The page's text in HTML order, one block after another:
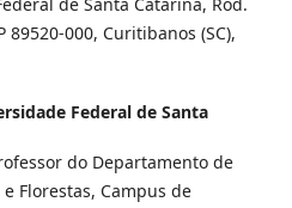
89520-000, Curitibanos (SC),
Federal de Santa
do Departamento de
Florestas, Campus de